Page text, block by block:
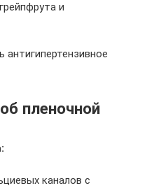
и
пленочной
каналов с